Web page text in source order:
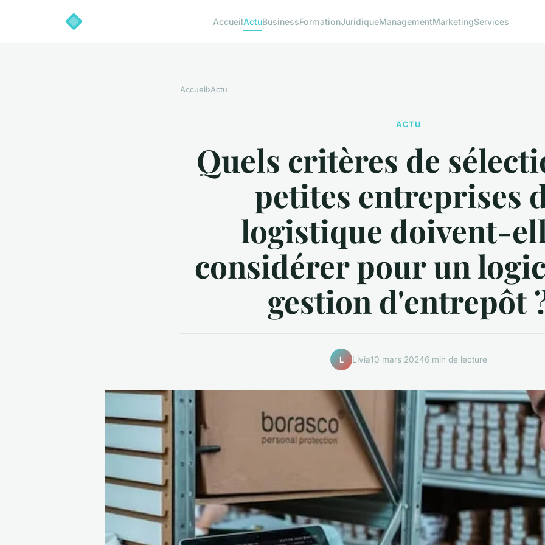
AccueilActuBusinessFormationJuridiqueManagementMarketingServices
Accueil›Actu
ACTU
Quels critères de
petites entreprises
logistique doivent-
considérer pour un
gestion d'entrepôt
L Livia10 mars 20246 min de lecture